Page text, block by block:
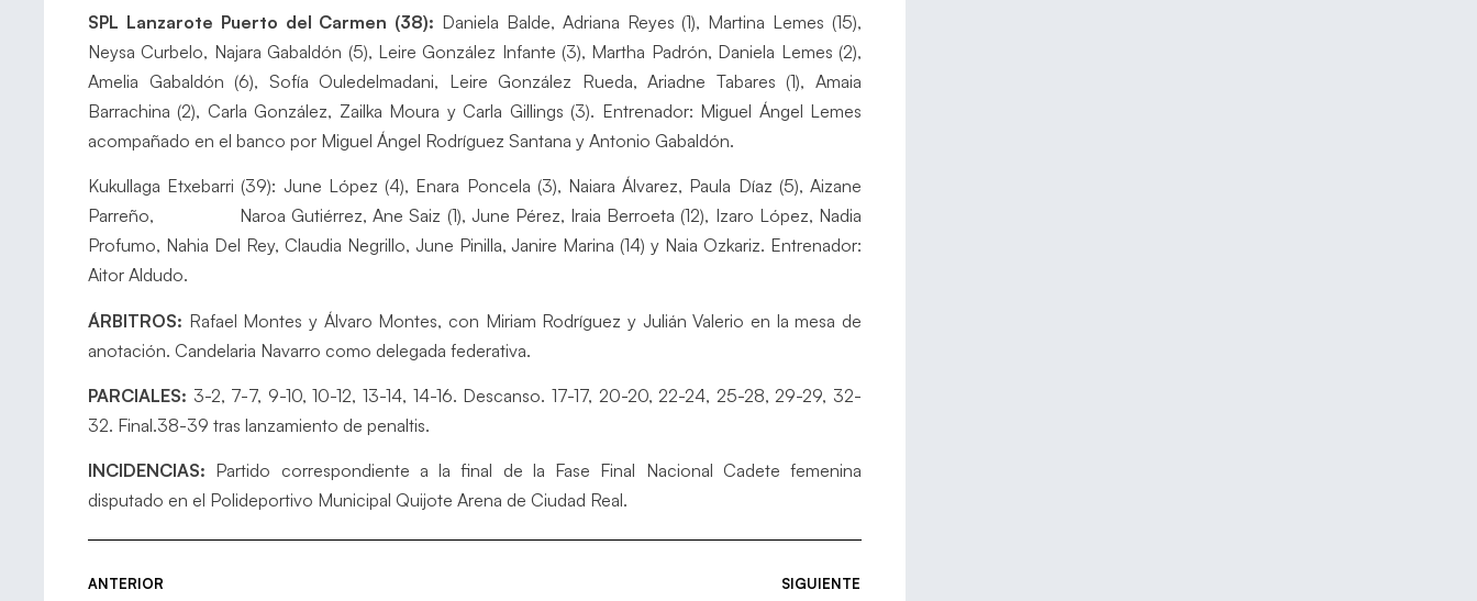
SPL Lanzarote Puerto del Carmen (38): Daniela Balde, Adriana Reyes (1), Martina Lemes (15),
Neysa Curbelo, Najara Gabaldón (5), Leire González Infante (3), Martha Padrón, Daniela Lemes (2),
Amelia Gabaldón (6), Sofía Ouledelmadani, Leire González Rueda, Ariadne Tabares (1), Amaia
Barrachina (2), Carla González, Zailka Moura y Carla Gillings (3). Entrenador: Miguel Ángel Lemes
acompañado en el banco por Miguel Ángel Rodríguez Santana y Antonio Gabaldón.
Kukullaga Etxebarri (39): June López (4), Enara Poncela (3), Naiara Álvarez, Paula Díaz (5), Aizane
Parreño, Naroa Gutiérrez, Ane Saiz (1), June Pérez, Iraia Berroeta (12), Izaro López, Nadia
Profumo, Nahia Del Rey, Claudia Negrillo, June Pinilla, Janire Marina (14) y Naia Ozkariz. Entrenador:
Aitor Aldudo.
ÁRBITROS: Rafael Montes y Álvaro Montes, con Miriam Rodríguez y Julián Valerio en la mesa de
anotación. Candelaria Navarro como delegada federativa.
PARCIALES: 3-2, 7-7, 9-10, 10-12, 13-14, 14-16. Descanso. 17-17, 20-20, 22-24, 25-28, 29-29, 32-
32. Final.38-39 tras lanzamiento de penaltis.
INCIDENCIAS: Partido correspondiente a la final de la Fase Final Nacional Cadete femenina
disputado en el Polideportivo Municipal Quijote Arena de Ciudad Real.
ANTERIOR SIGUIENTE